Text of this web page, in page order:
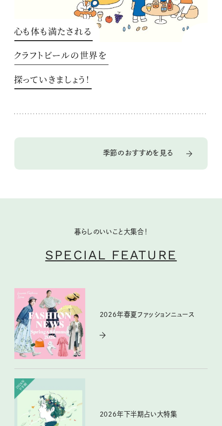
心も体も満たされる
クラフトビールの世界を
探っていきましょう！
季節のおすすめを見る
暮らしのいいこと大集合！
SPECIAL FEATURE
2026年春夏ファッションニュース
2026年下半期占い大特集